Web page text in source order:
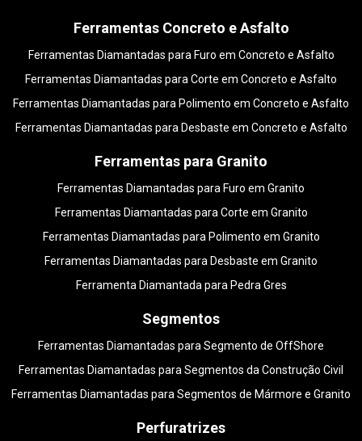
Ferramentas Concreto e Asfalto
Ferramentas Diamantadas para Furo em Concreto e Asfalto
Ferramentas Diamantadas para Corte em Concreto e Asfalto
Ferramentas Diamantadas para Polimento em Concreto e Asfalto
Ferramentas Diamantadas para Desbaste em Concreto e Asfalto
Ferramentas para Granito
Ferramentas Diamantadas para Furo em Granito
Ferramentas Diamantadas para Corte em Granito
Ferramentas Diamantadas para Polimento em Granito
Ferramentas Diamantadas para Desbaste em Granito
Ferramenta Diamantada para Pedra Gres
Segmentos
Ferramentas Diamantadas para Segmento de OffShore
Ferramentas Diamantadas para Segmentos da Construção Civil
Ferramentas Diamantadas para Segmentos de Mármore e Granito
Perfuratrizes